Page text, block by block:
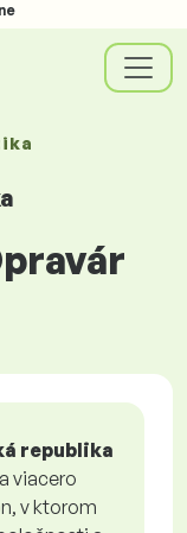
republika
viacero
v ktorom